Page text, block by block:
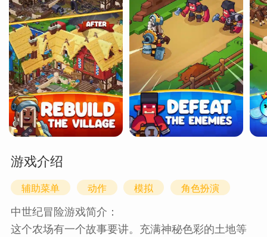
游戏介绍
辅助菜单 动作 模拟 角色扮演
中世纪冒险游戏简介：
这个农场有一个故事要讲。充满神秘色彩的土地等